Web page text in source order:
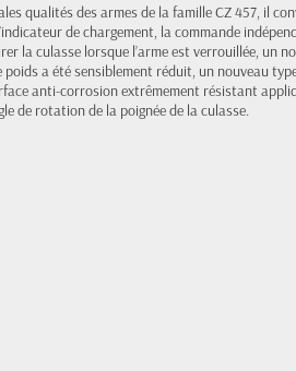
qualités des armes de la famille CZ 457, il
de chargement, la commande
la culasse lorsque l’arme est verrouillée, un
a été sensiblement réduit, un nouveau
anti-corrosion extrêmement résistant
de rotation de la poignée de la culasse.